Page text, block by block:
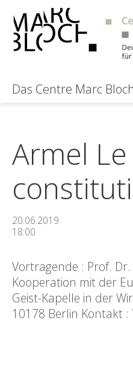
Das Centre Marc Bloch
Armel
20.06.2019
18:00
Vortragende : Prof.
Kooperation mit der
Geist-Kapelle in der
10178 Berlin Kontakt :